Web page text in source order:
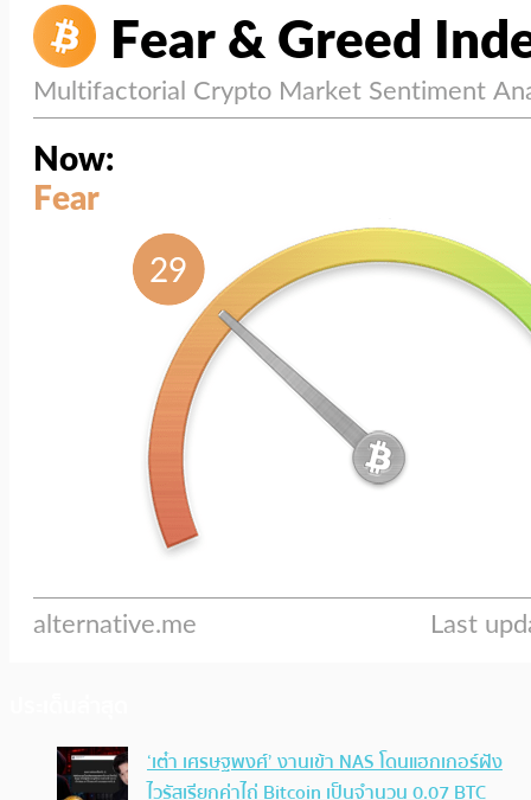
‘เต๋า เศรษฐพงศ์’ งานเข้า NAS โดนแฮกเกอร์ฝัง
ไวรัสเรียกค่าไถ่ Bitcoin เป็นจำนวน 0.07 BTC